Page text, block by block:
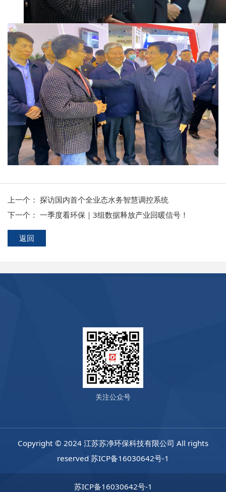
上一个：探访国内首个全业态水务智慧调控系统
下一个：一季度看环保｜3组数据释放产业回暖信号！
返回
关注公众号
Copyright © 2024 江苏苏净环保科技有限公司 All rights
reserved 苏ICP备16030642号-1
苏ICP备16030642号-1